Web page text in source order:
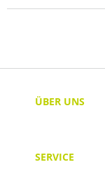
ÜBER UNS
SERVICE